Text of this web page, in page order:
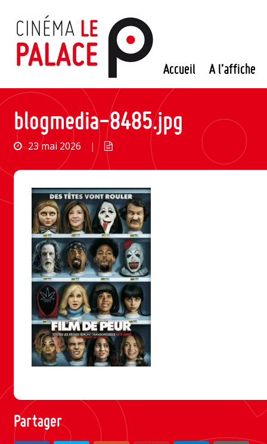
contenu
Accueil A l’affiche
blogmedia-8485.jpg
23 mai 2026 |
Partager